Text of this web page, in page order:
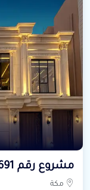
مشروع رقم 691 فيلا تمليك الموقع ولي العهد 3
مكة